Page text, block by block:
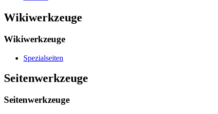
Wikiwerkzeuge
Wikiwerkzeuge
Spezialseiten
Seitenwerkzeuge
Seitenwerkzeuge